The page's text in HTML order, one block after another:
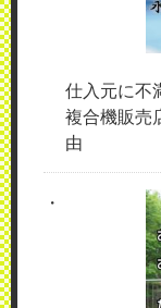
仕入元に不
複合機販売
由